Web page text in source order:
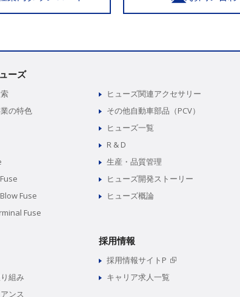
ーズ
の特色
Fuse
Fuse
ヒューズ関連アクセサリー
その他自動車部品（PCV）
ヒューズ一覧
R & D
生産・品質管理
ヒューズ開発ストーリー
ヒューズ概論
組み
ンス
採用情報
採用情報サイトP
キャリア求人一覧